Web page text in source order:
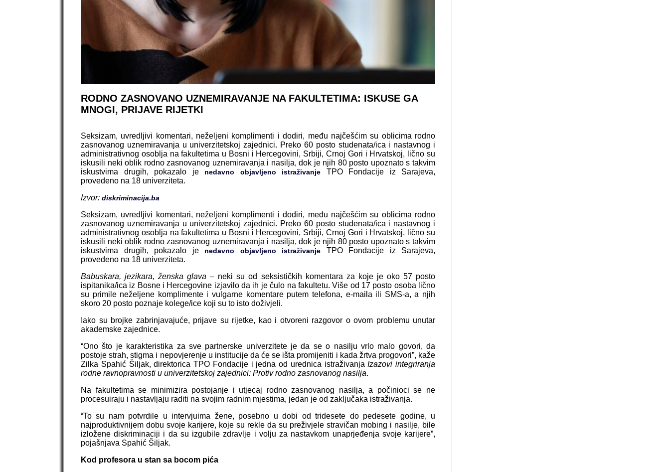
RODNO ZASNOVANO UZNEMIRAVANJE NA FAKULTETIMA: ISKUSE GA
MNOGI, PRIJAVE RIJETKI
Seksizam, uvredljivi komentari, neželjeni komplimenti i dodiri, među najčešćim su oblicima rodno
zasnovanog uznemiravanja u univerzitetskoj zajednici. Preko 60 posto studenata/ica i nastavnog i
administrativnog osoblja na fakultetima u Bosni i Hercegovini, Srbiji, Crnoj Gori i Hrvatskoj, lično su
iskusili neki oblik rodno zasnovanog uznemiravanja i nasilja, dok je njih 80 posto upoznato s takvim
iskustvima drugih, pokazalo je nedavno objavljeno istraživanje TPO Fondacije iz Sarajeva,
provedeno na 18 univerziteta.
Izvor: diskriminacija.ba
Seksizam, uvredljivi komentari, neželjeni komplimenti i dodiri, među najčešćim su oblicima rodno
zasnovanog uznemiravanja u univerzitetskoj zajednici. Preko 60 posto studenata/ica i nastavnog i
administrativnog osoblja na fakultetima u Bosni i Hercegovini, Srbiji, Crnoj Gori i Hrvatskoj, lično su
iskusili neki oblik rodno zasnovanog uznemiravanja i nasilja, dok je njih 80 posto upoznato s takvim
iskustvima drugih, pokazalo je nedavno objavljeno istraživanje TPO Fondacije iz Sarajeva,
provedeno na 18 univerziteta.
Babuskara, jezikara, ženska glava – neki su od seksističkih komentara za koje je oko 57 posto
ispitanika/ica iz Bosne i Hercegovine izjavilo da ih je čulo na fakultetu. Više od 17 posto osoba lično
su primile neželjene komplimente i vulgarne komentare putem telefona, e-maila ili SMS-a, a njih
skoro 20 posto poznaje kolege/ice koji su to isto doživjeli.
Iako su brojke zabrinjavajuće, prijave su rijetke, kao i otvoreni razgovor o ovom problemu unutar
akademske zajednice.
“Ono što je karakteristika za sve partnerske univerzitete je da se o nasilju vrlo malo govori, da
postoje strah, stigma i nepovjerenje u institucije da će se išta promijeniti i kada žrtva progovori”, kaže
Zilka Spahić Šiljak, direktorica TPO Fondacije i jedna od urednica istraživanjaIzazovi integriranja
rodne ravnopravnosti u univerzitetskoj zajednici: Protiv rodno zasnovanog nasilja.
Na fakultetima se minimizira postojanje i utjecaj rodno zasnovanog nasilja, a počinioci se ne
procesuiraju i nastavljaju raditi na svojim radnim mjestima, jedan je od zaključaka istraživanja.
“To su nam potvrdile u intervjuima žene, posebno u dobi od tridesete do pedesete godine, u
najproduktivnijem dobu svoje karijere, koje su rekle da su preživjele stravičan mobing i nasilje, bile
izložene diskriminaciji i da su izgubile zdravlje i volju za nastavkom unaprjeđenja svoje karijere”,
pojašnjava Spahić Šiljak.
Kod profesora u stan sa bocom pića